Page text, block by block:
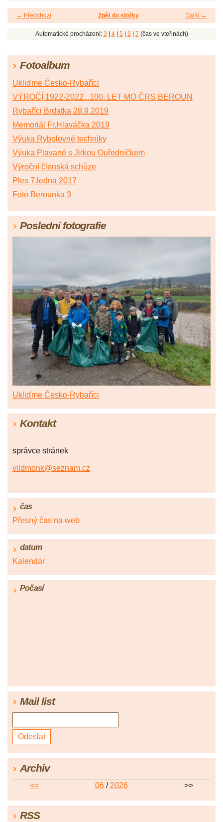
← Předchozí Další →
Zpět do složky
Automatické procházení: 3 4| 5| 6 7 (čas ve vteřinách)
Fotoalbum
Ukliďme Česko-Rybaříci
VÝROČÍ 1922-2022...100. LET MO ČRS BEROUN
Rybaříci Brdatka 28.9.2019
Memoriál Fr.Hlaváčka 2019
Výuka Rybolovné techniky
Výuka Plavané s Jirkou Ouředníčkem
Výroční členská schůze
Ples 7.ledna 2017
Foto Berounka 3
Poslední fotografie
Ukliďme Česko-Rybaříci
Kontakt
správce stránek
vildmonk@seznam.cz
čas
Přesný čas na web
datum
Kalendar
Počasí
Mail list
Archiv
<< 06/ 2026 >>
RSS